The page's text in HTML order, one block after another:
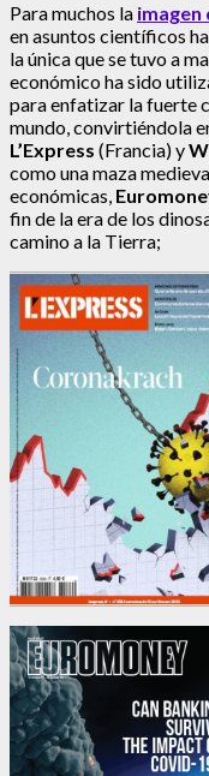
Para muchos la
en asuntos científicos
la única que se tuvo a
económico ha sido
para enfatizar la fuerte
mundo, convirtiéndola
L’Express (Francia) y
como una maza
económicas,
fin de la era de los
camino a la Tierra;